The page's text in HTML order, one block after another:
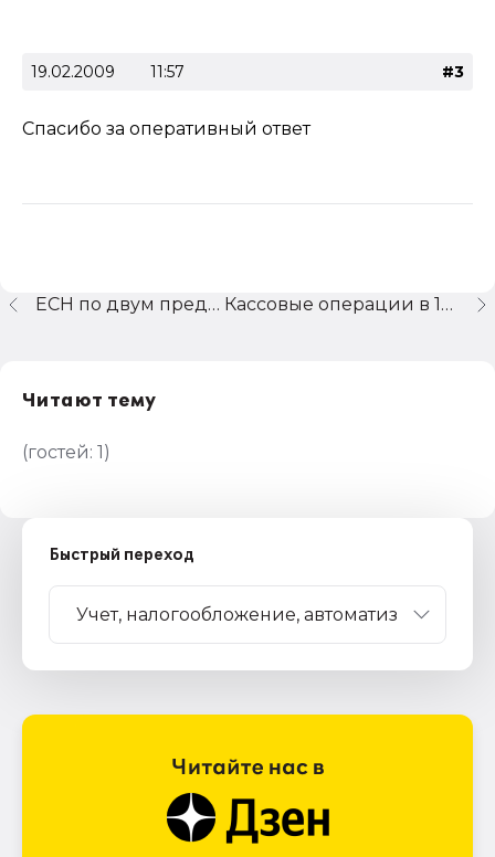
19.02.2009 11:57 #3
Спасибо за оперативный ответ
Кассовые операции в 1с Производстве 7.7(отчет кассира операциониста)
ЕСН по двум предприятиям
Читают тему
(гостей: 1)
Быстрый переход